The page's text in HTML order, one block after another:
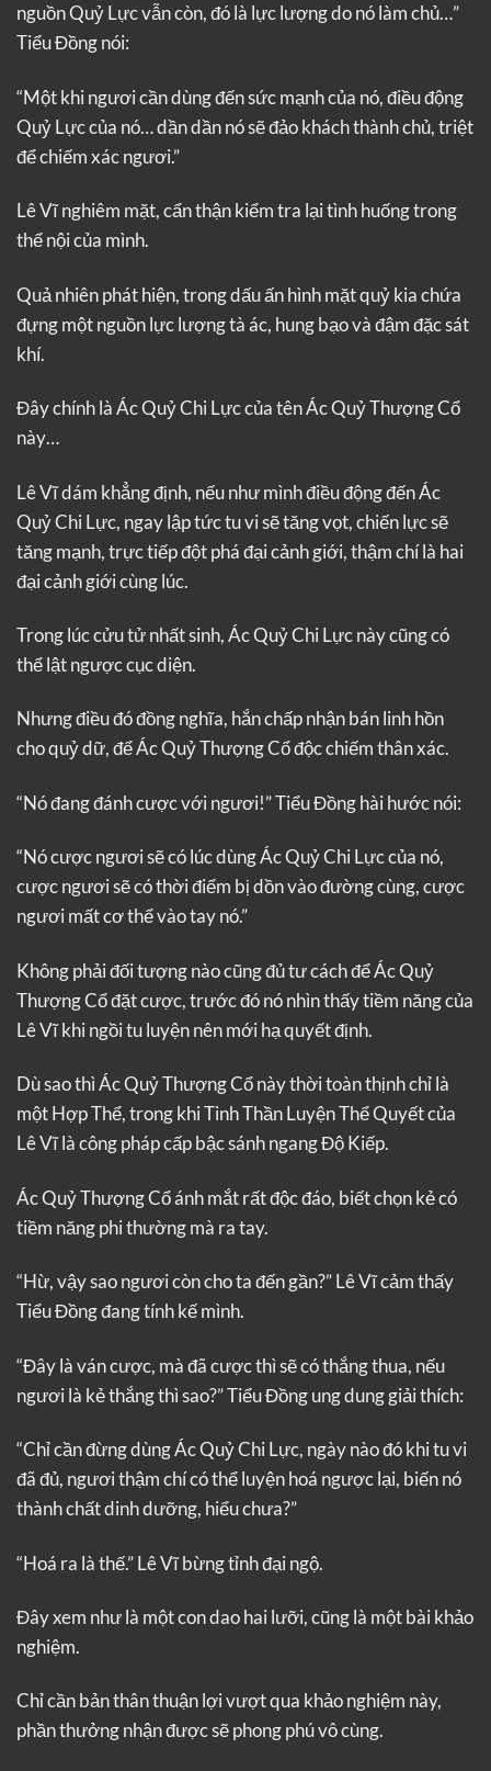
nguồn Quỷ Lực vẫn còn, đó là lực lượng do nó làm chủ…”
Tiểu Đồng nói:
“Một khi ngươi cần dùng đến sức mạnh của nó, điều động
Quỷ Lực của nó… dần dần nó sẽ đảo khách thành chủ, triệt
để chiếm xác ngươi.”
Lê Vĩ nghiêm mặt, cẩn thận kiểm tra lại tình huống trong
thể nội của mình.
Quả nhiên phát hiện, trong dấu ấn hình mặt quỷ kia chứa
đựng một nguồn lực lượng tà ác, hung bạo và đậm đặc sát
khí.
Đây chính là Ác Quỷ Chi Lực của tên Ác Quỷ Thượng Cổ
này…
Lê Vĩ dám khẳng định, nếu như mình điều động đến Ác
Quỷ Chi Lực, ngay lập tức tu vi sẽ tăng vọt, chiến lực sẽ
tăng mạnh, trực tiếp đột phá đại cảnh giới, thậm chí là hai
đại cảnh giới cùng lúc.
Trong lúc cửu tử nhất sinh, Ác Quỷ Chi Lực này cũng có
thể lật ngược cục diện.
Nhưng điều đó đồng nghĩa, hắn chấp nhận bán linh hồn
cho quỷ dữ, để Ác Quỷ Thượng Cổ độc chiếm thân xác.
“Nó đang đánh cược với ngươi!” Tiểu Đồng hài hước nói:
“Nó cược ngươi sẽ có lúc dùng Ác Quỷ Chi Lực của nó,
cược ngươi sẽ có thời điểm bị dồn vào đường cùng, cược
ngươi mất cơ thể vào tay nó.”
Không phải đối tượng nào cũng đủ tư cách để Ác Quỷ
Thượng Cổ đặt cược, trước đó nó nhìn thấy tiềm năng của
Lê Vĩ khi ngồi tu luyện nên mới hạ quyết định.
Dù sao thì Ác Quỷ Thượng Cổ này thời toàn thịnh chỉ là
một Hợp Thể, trong khi Tinh Thần Luyện Thể Quyết của
Lê Vĩ là công pháp cấp bậc sánh ngang Độ Kiếp.
Ác Quỷ Thượng Cổ ánh mắt rất độc đáo, biết chọn kẻ có
tiềm năng phi thường mà ra tay.
“Hừ, vậy sao ngươi còn cho ta đến gần?” Lê Vĩ cảm thấy
Tiểu Đồng đang tính kế mình.
“Đây là ván cược, mà đã cược thì sẽ có thắng thua, nếu
ngươi là kẻ thắng thì sao?” Tiểu Đồng ung dung giải thích:
“Chỉ cần đừng dùng Ác Quỷ Chi Lực, ngày nào đó khi tu vi
đã đủ, ngươi thậm chí có thể luyện hoá ngược lại, biến nó
thành chất dinh dưỡng, hiểu chưa?”
“Hoá ra là thế.” Lê Vĩ bừng tỉnh đại ngộ.
Đây xem như là một con dao hai lưỡi, cũng là một bài khảo
nghiệm.
Chỉ cần bản thân thuận lợi vượt qua khảo nghiệm này,
phần thưởng nhận được sẽ phong phú vô cùng.